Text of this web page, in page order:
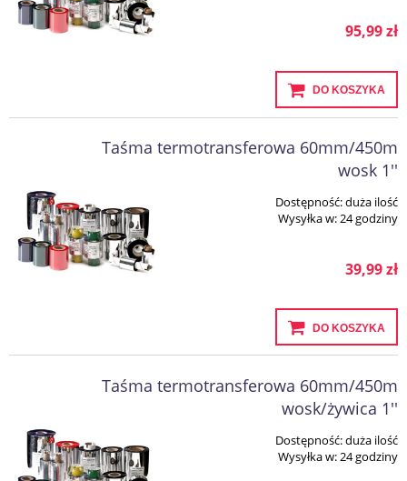
95,99 zł
DO KOSZYKA
Taśma termotransferowa 60mm/450m
wosk 1''
Dostępność:duża ilość
Wysyłka w:24 godziny
39,99 zł
DO KOSZYKA
Taśma termotransferowa 60mm/450m
wosk/żywica 1''
Dostępność:duża ilość
Wysyłka w:24 godziny